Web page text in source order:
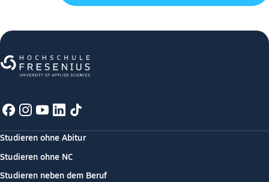
Studieren ohne Abitur
Studieren ohne NC
Studieren neben dem Beruf